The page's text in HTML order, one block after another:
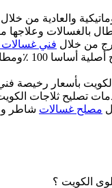
والعادية من
بالغسالات وعلاجها
من خلال فني
الموجود في الغسالة.
بأسعار رخيصة
تصليح ثلاجات
مصلح غسالات شاطر
الكويت ؟